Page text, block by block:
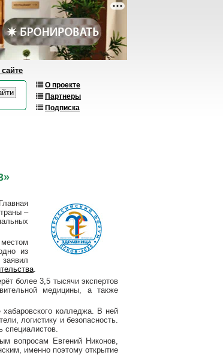
О проекте
Партнеры
Подписка
–
из
.
более 3,5 тысячи экспертов
медицины, а также
колледжа. В ней
логистику и безопасность.
специалистов.
вопросам Евгений Никонов,
именно поэтому открытие